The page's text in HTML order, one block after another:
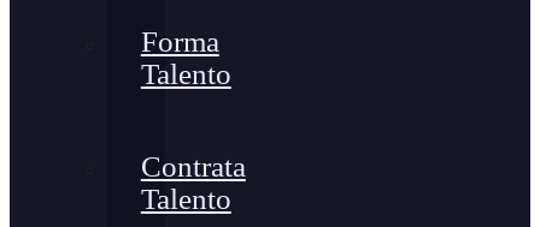
Forma
Talento
Contrata
Talento